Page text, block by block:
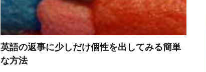
英語の返事に少しだけ個性を出してみる簡単
な方法